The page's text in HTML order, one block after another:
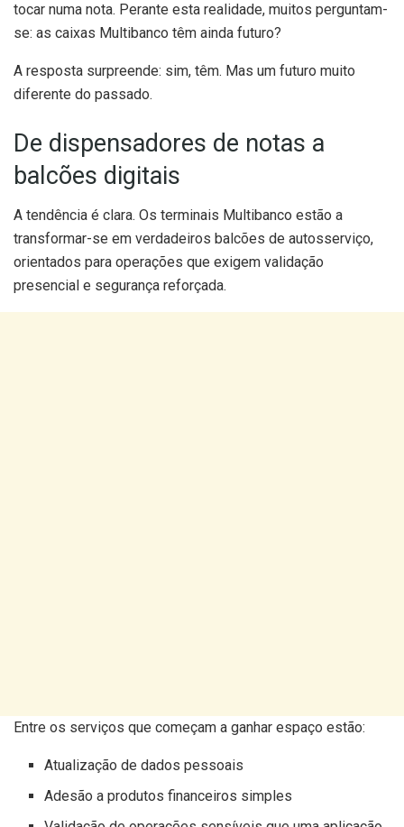
tocar numa nota. Perante esta realidade, muitos perguntam-
se: as caixas Multibanco têm ainda futuro?
A resposta surpreende: sim, têm. Mas um futuro muito
diferente do passado.
De dispensadores de notas a
balcões digitais
A tendência é clara. Os terminais Multibanco estão a
transformar-se em verdadeiros balcões de autosserviço,
orientados para operações que exigem validação
presencial e segurança reforçada.
Entre os serviços que começam a ganhar espaço estão:
Atualização de dados pessoais
Adesão a produtos financeiros simples